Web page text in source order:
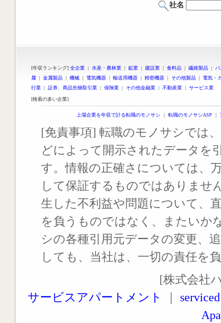
社名
[年収ランキング] 全企業 | 水産・農林業 | 鉱業 | 建設業 | 食料品 | 繊維製品 |
属 | 金属製品 | 機械 | 電気機器 | 輸送用機器 | 精密機器 | その他製品 | 電気・
行業 | 証券、商品先物取引業 | 保険業 | その他金融業 | 不動産業 | サービス業
[検索の多い企業]
上場企業を年収で計る転職のモノサシ ｜ 転職のモノサシASP ｜
[免責事項] 転職のモノサシでは
どによって開示されたデータを
す。情報の正確さについては、
して保証するものではありませ
生した不利益や問題について、
を負うものではなく、またいか
シの各種引用元データの変更、
しても、当社は、一切の責任を
[株式会社
サービスアパートメント